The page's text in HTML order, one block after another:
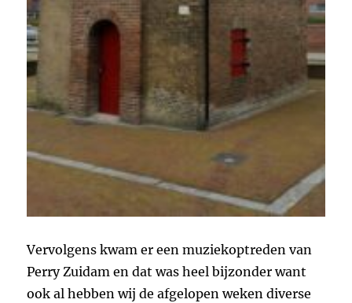
Vervolgens kwam er een muziekoptreden van
Perry Zuidam en dat was heel bijzonder want
ook al hebben wij de afgelopen weken diverse